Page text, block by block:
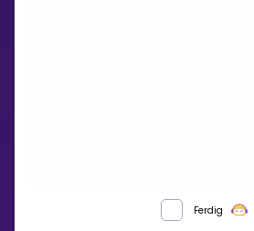
Ferdig